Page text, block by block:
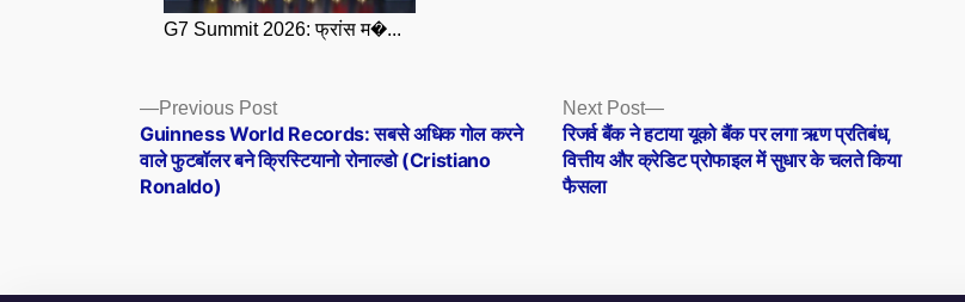
G7 Summit 2026: फ्रांस म�...
Posts
navigation
Previous PostPrevious
post:
Guinness World Records: सबसे अधिक गोल करने
वाले फुटबॉलर बने क्रिस्टियानो रोनाल्डो (Cristiano
Ronaldo)
Next Post
Next
post:
रिजर्व बैंक ने हटाया यूको बैंक पर लगा ऋण प्रतिबंध,
वित्तीय और क्रेडिट प्रोफाइल में सुधार के चलते किया
फैसला